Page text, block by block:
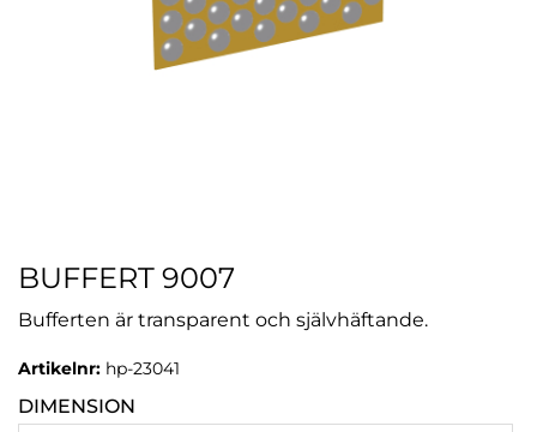
BUFFERT 9007
Bufferten är transparent och självhäftande.
Artikelnr: hp-23041
DIMENSION